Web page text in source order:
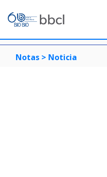
Notas > Noticia